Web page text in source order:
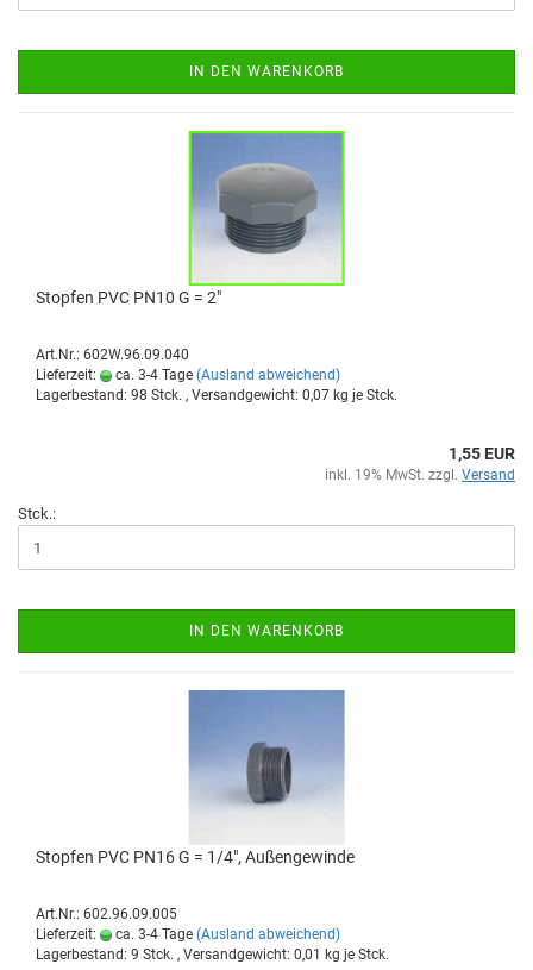
IN DEN WARENKORB
Stop­fen PVC PN10 G = 2"
Art.Nr.: 602W.96.09.040
Lieferzeit:
ca. 3-4 Tage (Ausland abweichend)
Lagerbestand: 98 Stck. , Versandgewicht: 0,07 kg je Stck.
1,55 EUR
inkl. 19% MwSt. zzgl. Versand
Stck.:
IN DEN WARENKORB
Stop­fen PVC PN16 G = 1/4", Au­ßen­ge­win­de
Art.Nr.: 602.96.09.005
Lieferzeit:
ca. 3-4 Tage (Ausland abweichend)
Lagerbestand: 9 Stck. , Versandgewicht: 0,01 kg je Stck.